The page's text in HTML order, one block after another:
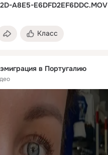
A8E5-E6DFD2EF6DDC.MOV
Класс
в Португалию